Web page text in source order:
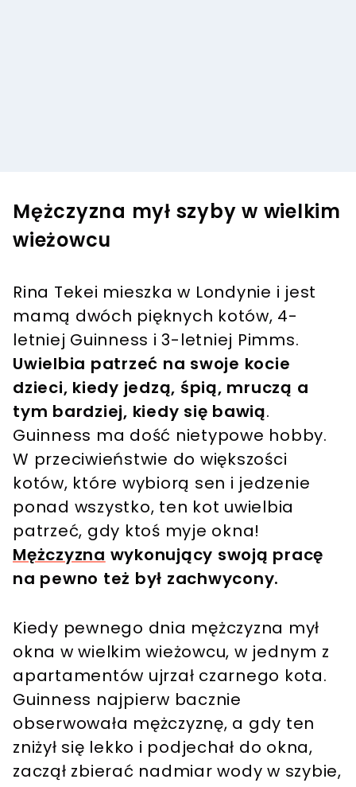
Mężczyzna mył szyby w wielkim
wieżowcu
Rina Tekei mieszka w Londynie i jest
mamą dwóch pięknych kotów, 4-
letniej Guinness i 3-letniej Pimms.
Uwielbia patrzeć na swoje kocie
dzieci, kiedy jedzą, śpią, mruczą a
tym bardziej, kiedy się bawią.
Guinness ma dość nietypowe hobby.
W przeciwieństwie do większości
kotów, które wybiorą sen i jedzenie
ponad wszystko, ten kot uwielbia
patrzeć, gdy ktoś myje okna!
Mężczyzna wykonujący swoją pracę
na pewno też był zachwycony.
Kiedy pewnego dnia mężczyzna mył
okna w wielkim wieżowcu, w jednym z
apartamentów ujrzał czarnego kota.
Guinness najpierw bacznie
obserwowała mężczyznę, a gdy ten
zniżył się lekko i podjechał do okna,
zaczął zbierać nadmiar wody w szybie,